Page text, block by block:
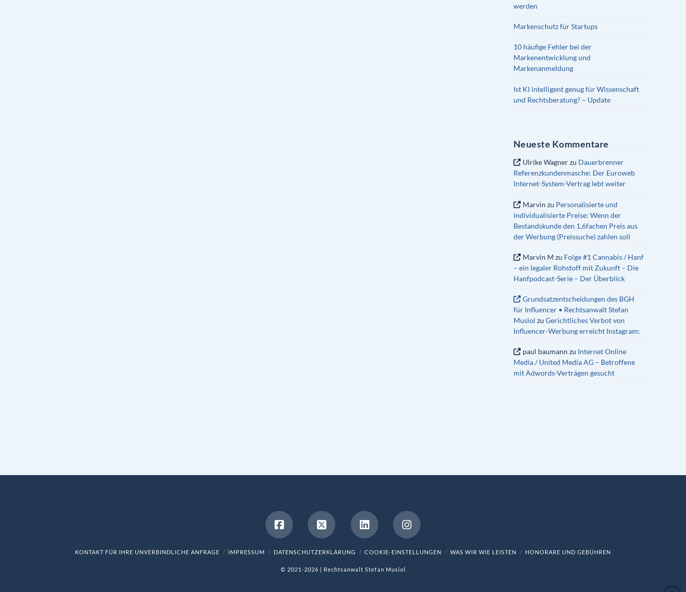
werden
Markenschutz für Startups
10 häufige Fehler bei der
Markenentwicklung und
Markenanmeldung
Ist KI intelligent genug für Wissenschaft
und Rechtsberatung? – Update
Neueste Kommentare
Ulrike Wagnerzu Dauerbrenner
Referenzkundenmasche: Der Euroweb
Internet-System-Vertrag lebt weiter
Marvin zu Personalisierte und
individualisierte Preise: Wenn der
Bestandskunde den 1,6fachen Preis aus
der Werbung (Preissuche) zahlen soll
Marvin M zu Folge #1 Cannabis / Hanf
– ein legaler Rohstoff mit Zukunft – Die
Hanfpodcast-Serie – Der Überblick
Grundsatzentscheidungen des BGH
für Influencer • Rechtsanwalt Stefan
Musiol zu Gerichtliches Verbot von
Influencer-Werbung erreicht Instagram:
paul baumann zu Internet Online
Media / United Media AG – Betroffene
mit Adwords-Verträgen gesucht
KONTAKT FÜR IHRE UNVERBINDLICHE ANFRAGE IMPRESSUM DATENSCHUTZERKLÄRUNG COOKIE-EINSTELLUNGEN WAS WIR WIE LEISTEN HONORARE UND GEBÜHREN
© 2021-2026 | Rechtsanwalt Stefan Musiol